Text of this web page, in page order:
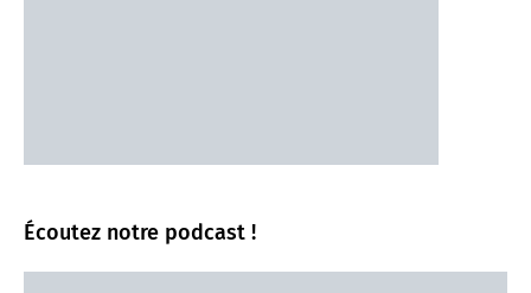
Écoutez notre podcast !